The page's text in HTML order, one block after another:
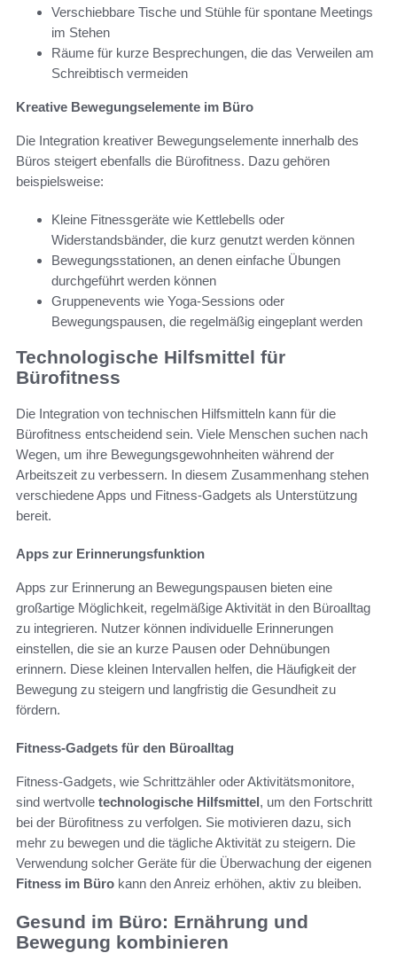
Verschiebbare Tische und Stühle für spontane Meetings
im Stehen
Räume für kurze Besprechungen, die das Verweilen am
Schreibtisch vermeiden
Kreative Bewegungselemente im Büro
Die Integration kreativer Bewegungselemente innerhalb des
Büros steigert ebenfalls die Bürofitness. Dazu gehören
beispielsweise:
Kleine Fitnessgeräte wie Kettlebells oder
Widerstandsbänder, die kurz genutzt werden können
Bewegungsstationen, an denen einfache Übungen
durchgeführt werden können
Gruppenevents wie Yoga-Sessions oder
Bewegungspausen, die regelmäßig eingeplant werden
Technologische Hilfsmittel für
Bürofitness
Die Integration von technischen Hilfsmitteln kann für die
Bürofitness entscheidend sein. Viele Menschen suchen nach
Wegen, um ihre Bewegungsgewohnheiten während der
Arbeitszeit zu verbessern. In diesem Zusammenhang stehen
verschiedene Apps und Fitness-Gadgets als Unterstützung
bereit.
Apps zur Erinnerungsfunktion
Apps zur Erinnerung an Bewegungspausen bieten eine
großartige Möglichkeit, regelmäßige Aktivität in den Büroalltag
zu integrieren. Nutzer können individuelle Erinnerungen
einstellen, die sie an kurze Pausen oder Dehnübungen
erinnern. Diese kleinen Intervallen helfen, die Häufigkeit der
Bewegung zu steigern und langfristig die Gesundheit zu
fördern.
Fitness-Gadgets für den Büroalltag
Fitness-Gadgets, wie Schrittzähler oder Aktivitätsmonitore,
sind wertvolle technologische Hilfsmittel, um den Fortschritt
bei der Bürofitness zu verfolgen. Sie motivieren dazu, sich
mehr zu bewegen und die tägliche Aktivität zu steigern. Die
Verwendung solcher Geräte für die Überwachung der eigenen
Fitness im Büro kann den Anreiz erhöhen, aktiv zu bleiben.
Gesund im Büro: Ernährung und
Bewegung kombinieren